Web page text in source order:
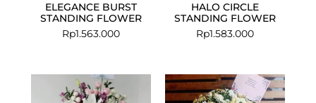
ELEGANCE BURST
STANDING FLOWER
Rp1.563.000
HALO CIRCLE
STANDING FLOWER
Rp1.583.000
Original
price
price